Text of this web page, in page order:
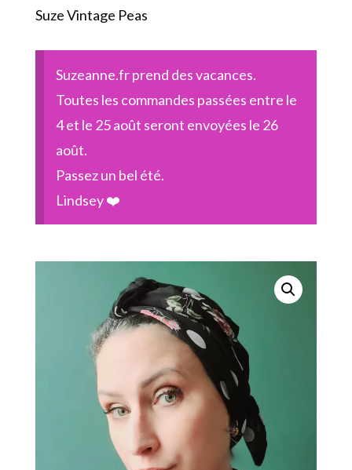
Suze Vintage Peas
Suzeanne.fr prend des vacances.
Toutes les commandes passées entre le
4 et le 25 août seront envoyées le 26
août.
Passez un bel été.
Lindsey ❤️